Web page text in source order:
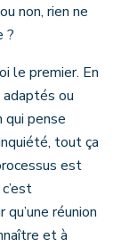
non, rien ne
?
le premier. En
ou
qui pense
tout ça
est
réunion
et à